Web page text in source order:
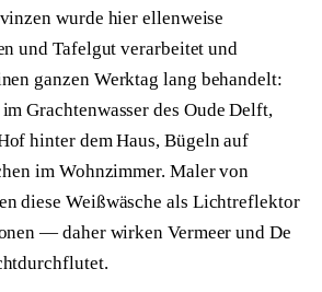
wurde hier ellenweise
und Tafelgut verarbeitet und
ganzen Werktag lang behandelt:
Grachtenwasser des Oude Delft,
hinter dem Haus, Bügeln auf
im Wohnzimmer. Maler von
diese Weißwäsche als Lichtreflektor
— daher wirken Vermeer und De